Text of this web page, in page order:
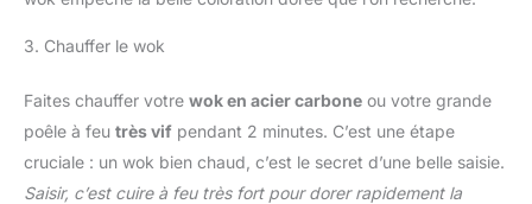
3. Chauffer le wok
Faites chauffer votre wok en acier carbone ou votre grande
poêle à feu très vif pendant 2 minutes. C’est une étape
cruciale : un wok bien chaud, c’est le secret d’une belle saisie.
Saisir, c’est cuire à feu très fort pour dorer rapidement la